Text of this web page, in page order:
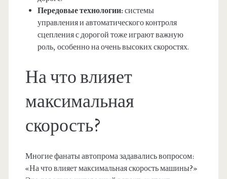
Передовые технологии: системы
управления и автоматического контроля
сцепления с дорогой тоже играют важную
роль, особенно на очень высоких скоростях.
На что влияет
максимальная
скорость?
Многие фанаты автопрома задавались вопросом:
«На что влияет максимальная скорость машины?»